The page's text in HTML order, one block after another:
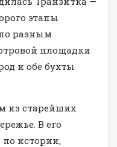
этапы
разным
площадки
и обе бухты
из старейших
В его
истории,